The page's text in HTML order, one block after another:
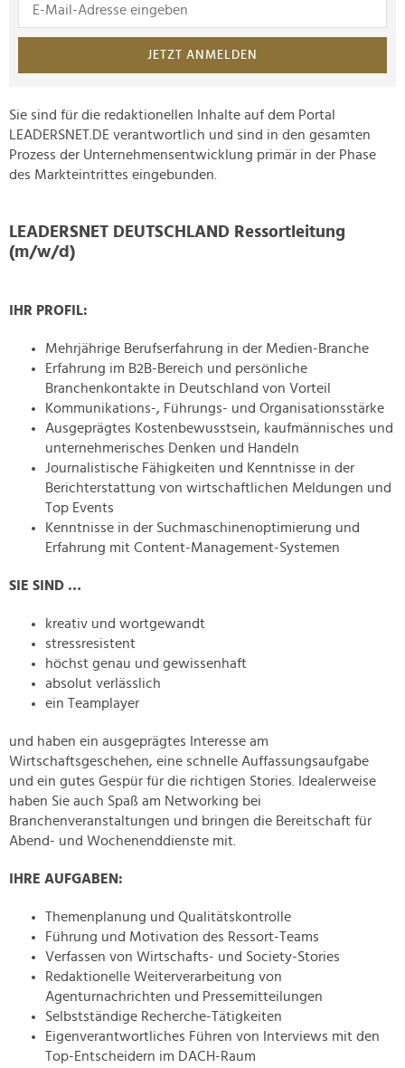
JETZT ANMELDEN
Sie sind für die redaktionellen Inhalte auf dem Portal
LEADERSNET.DE verantwortlich und sind in den gesamten
Prozess der Unternehmensentwicklung primär in der Phase
des Markteintrittes eingebunden.
LEADERSNET DEUTSCHLAND Ressortleitung
(m/w/d)
IHR PROFIL:
Mehrjährige Berufserfahrung in der Medien-Branche
Erfahrung im B2B-Bereich und persönliche
Branchenkontakte in Deutschland von Vorteil
Kommunikations-, Führungs- und Organisationsstärke
Ausgeprägtes Kostenbewusstsein, kaufmännisches und
unternehmerisches Denken und Handeln
Journalistische Fähigkeiten und Kenntnisse in der
Berichterstattung von wirtschaftlichen Meldungen und
Top Events
Kenntnisse in der Suchmaschinenoptimierung und
Erfahrung mit Content-Management-Systemen
SIE SIND …
kreativ und wortgewandt
stressresistent
höchst genau und gewissenhaft
absolut verlässlich
ein Teamplayer
und haben ein ausgeprägtes Interesse am
Wirtschaftsgeschehen, eine schnelle Auffassungsaufgabe
und ein gutes Gespür für die richtigen Stories. Idealerweise
haben Sie auch Spaß am Networking bei
Branchenveranstaltungen und bringen die Bereitschaft für
Abend- und Wochenenddienste mit.
IHRE AUFGABEN:
Themenplanung und Qualitätskontrolle
Führung und Motivation des Ressort-Teams
Verfassen von Wirtschafts- und Society-Stories
Redaktionelle Weiterverarbeitung von
Agenturnachrichten und Pressemitteilungen
Selbstständige Recherche-Tätigkeiten
Eigenverantwortliches Führen von Interviews mit den
Top-Entscheidern im DACH-Raum